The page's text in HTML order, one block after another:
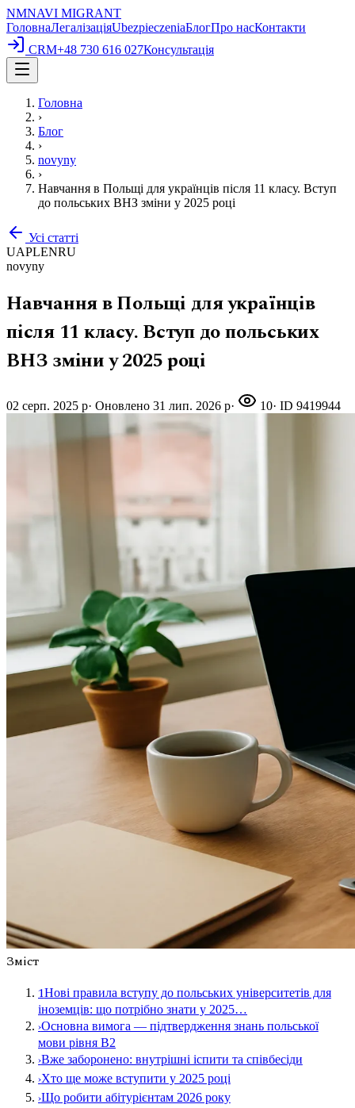
NMNAVI MIGRANT
ГоловнаЛегалізаціяUbezpieczeniaБлогПро насКонтакти
CRM+48 730 616 027Консультація
Головна
›
Блог
›
novyny
›
Навчання в Польщі для українців після 11 класу. Вступ
до польських ВНЗ зміни у 2025 році
Усі статті
UAPLENRU
novyny
Навчання в Польщі для українців
після 11 класу. Вступ до польських
ВНЗ зміни у 2025 році
02 серп. 2025 р· Оновлено 31 лип. 2026 р· 10· ID 9419944
Зміст
1Нові правила вступу до польських університетів для
іноземців: що потрібно знати у 2025…
›Основна вимога — підтвердження знань польської
мови рівня B2
›Вже заборонено: внутрішні іспити та співбесіди
›Хто ще може вступити у 2025 році
›Що робити абітурієнтам 2026 року